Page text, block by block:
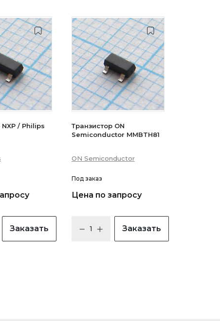
/ Philips
Заказать
Транзистор ON
Semiconductor MMBTH81
ON Semiconductor
Под заказ
Цена по запросу
Заказать